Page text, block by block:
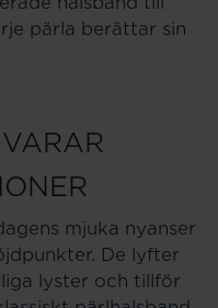
pärla berättar sin
mjuka nyanser
De lyfter
lyster och tillför